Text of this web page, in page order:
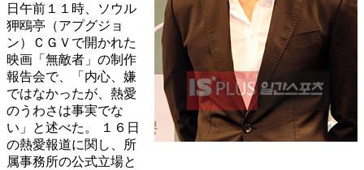
日午前１１時、ソウル
狎鴎亭（アプグジョ
ン）ＣＧＶで開かれた
映画「無敵者」の制作
報告会で、「内心、嫌
ではなかったが、熱愛
のうわさは事実でな
い」と述べた。 １６日
の熱愛報道に関し、所
属事務所の公式立場と